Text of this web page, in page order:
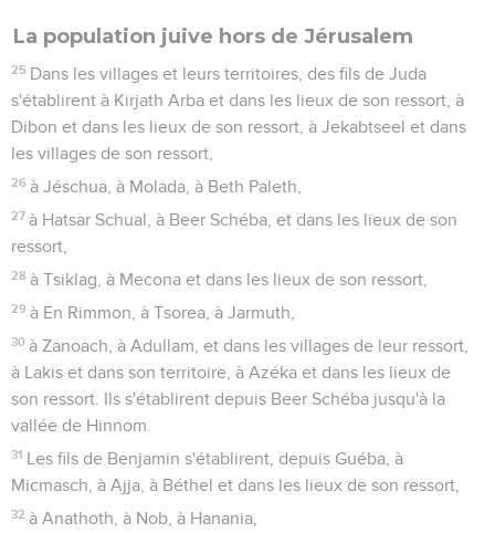
La population juive hors de Jérusalem
25 Dans les villages et leurs territoires, des fils de Juda
s'établirent à Kirjath Arba et dans les lieux de son ressort, à
Dibon et dans les lieux de son ressort, à Jekabtseel et dans
les villages de son ressort,
26 à Jéschua, à Molada, à Beth Paleth,
27 à Hatsar Schual, à Beer Schéba, et dans les lieux de son
ressort,
28 à Tsiklag, à Mecona et dans les lieux de son ressort,
29 à En Rimmon, à Tsorea, à Jarmuth,
30 à Zanoach, à Adullam, et dans les villages de leur ressort,
à Lakis et dans son territoire, à Azéka et dans les lieux de
son ressort. Ils s'établirent depuis Beer Schéba jusqu'à la
vallée de Hinnom.
31 Les fils de Benjamin s'établirent, depuis Guéba, à
Micmasch, à Ajja, à Béthel et dans les lieux de son ressort,
32 à Anathoth, à Nob, à Hanania,